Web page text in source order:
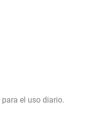
para el uso diario.